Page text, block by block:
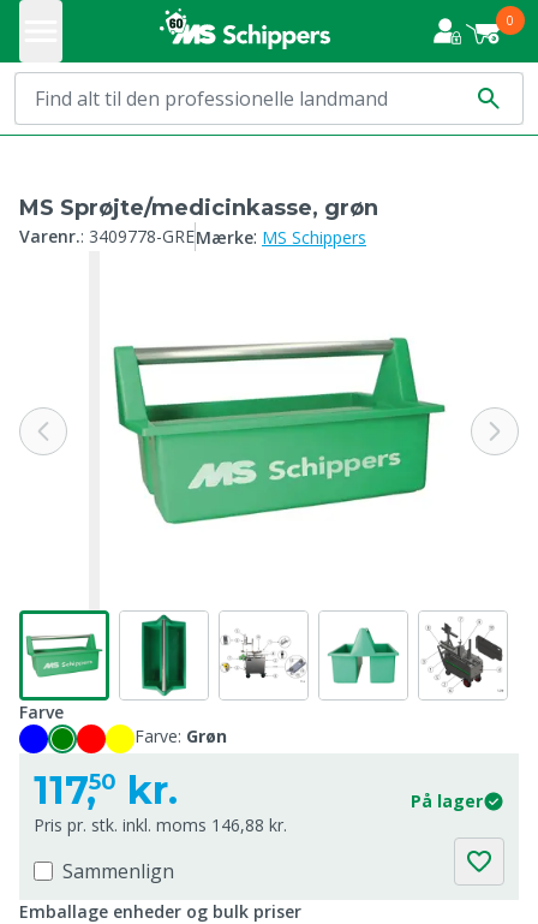
0
MS Sprøjte/medicinkasse, grøn
Varenr.: 3409778-GREMærke: MS Schippers
Farve
Farve: Grøn
117,50 kr.
På lager
Pris pr. stk. inkl. moms 146,88 kr.
Sammenlign
Emballage enheder og bulk priser